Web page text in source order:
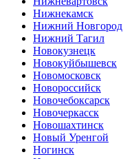
Нижнекамск
Нижний Новгород
Нижний Тагил
Новокузнецк
Новокуйбышевск
Новомосковск
Новороссийск
Новочебоксарск
Новочеркасск
Новошахтинск
Новый Уренгой
Ногинск